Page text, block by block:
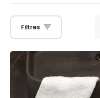
Filtres